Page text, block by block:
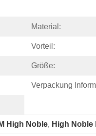
Material:
Vorteil:
Größe:
Verpackung
High Noble, High Noble